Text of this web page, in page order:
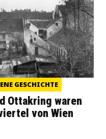
GESCHICHTE
Ottakring waren
von Wien